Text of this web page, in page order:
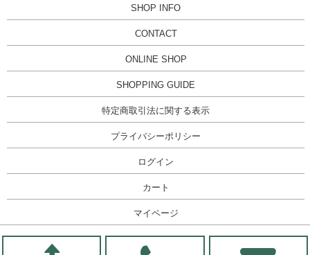
SHOP INFO
CONTACT
ONLINE SHOP
SHOPPING GUIDE
特定商取引法に関する表示
プライバシーポリシー
ログイン
カート
マイページ